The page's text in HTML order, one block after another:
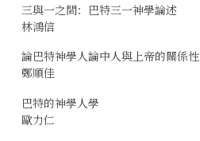
三與一之間：巴特三一神學論述
林鴻信
論巴特神學人論中人與上帝的關係性
鄭順佳
巴特的神學人學
歐力仁